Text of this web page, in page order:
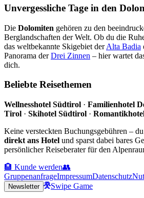
Unvergessliche Tage in den
Die Dolomiten gehören zu den
Berglandschaften der Welt. Ob du die
das weltbekannte Skigebiet derAlta Badia
Panorama derDrei Zinnen – hier wartet
dich.
Beliebte Reisethemen
Wellnesshotel Südtirol · Familienhotel
Tirol · Skihotel Südtirol ·
Keine versteckten Buchungsgebühren –
direkt ans Hotel und sparst dabei bares
persönlicher Reiseberater für den
🏨 Kunde werden👥
GruppenanfrageImpressumDatenschutz
Newsletter Swipe Game